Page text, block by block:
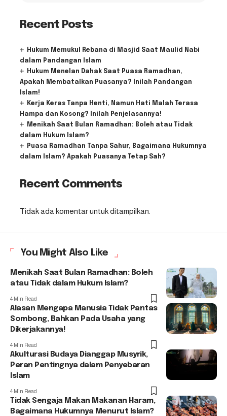
Recent Posts
Hukum Memukul Rebana di Masjid Saat Maulid Nabi
dalam Pandangan Islam
Hukum Menelan Dahak Saat Puasa Ramadhan,
Apakah Membatalkan Puasanya? Inilah Pandangan
Islam!
Kerja Keras Tanpa Henti, Namun Hati Malah Terasa
Hampa dan Kosong? Inilah Penjelasannya!
Menikah Saat Bulan Ramadhan: Boleh atau Tidak
dalam Hukum Islam?
Puasa Ramadhan Tanpa Sahur, Bagaimana Hukumnya
dalam Islam? Apakah Puasanya Tetap Sah?
Recent Comments
Tidak ada komentar untuk ditampilkan.
You Might Also Like
Menikah Saat Bulan Ramadhan: Boleh
atau Tidak dalam Hukum Islam?
4 Min Read
Alasan Mengapa Manusia Tidak Pantas
Sombong, Bahkan Pada Usaha yang
Dikerjakannya!
4 Min Read
Akulturasi Budaya Dianggap Musyrik,
Peran Pentingnya dalam Penyebaran
Islam
4 Min Read
Tidak Sengaja Makan Makanan Haram,
Bagaimana Hukumnya Menurut Islam?